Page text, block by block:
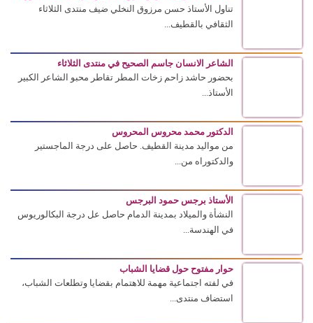
تناول الأستاذ حسن مرزوق النخلي ضيف منتدى الثلاثاء
الثقافي بالقطيف...
الشاعر الانسان جاسم الصحيح في منتدى الثلاثاء
بحضور حاشد زاحم زخات المطر تقاطر محبو الشاعر الكبير
الأستاذ...
الدكتور محمد محروس المحروس
من مواليد مدينة القطيف. حاصل على درجة الماجستير
والدكتوراه من...
الأستاذ برجس حمود البرجس
النشأة والميلاد بمدينة الدمام حاصل عل درجة البكالوريوس
في الهندسة...
حوار مفتوح حول قضايا الشباب
في لفته اجتماعية مهمة للاهتمام بقضايا وتطلعات الشباب،
استضاف منتدى...